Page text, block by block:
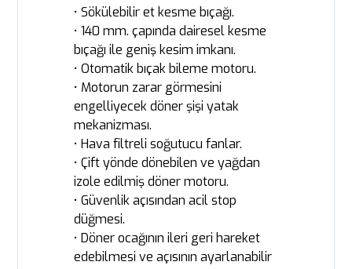
• Sökülebilir et kesme bıçağı.
• 140 mm. çapında dairesel kesme
bıçağı ile geniş kesim imkanı.
• Otomatik bıçak bileme motoru.
• Motorun zarar görmesini
engelliyecek döner şişi yatak
mekanizması.
• Hava filtreli soğutucu fanlar.
• Çift yönde dönebilen ve yağdan
izole edilmiş döner motoru.
• Güvenlik açısından acil stop
düğmesi.
• Döner ocağının ileri geri hareket
edebilmesi ve açısının ayarlanabilir